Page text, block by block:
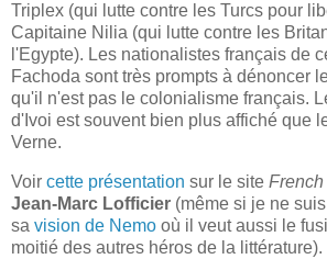
Triplex (qui lutte contre les Turcs pour
Capitaine Nilia (qui lutte contre les
l'Egypte). Les nationalistes français de
Fachoda sont très prompts à dénoncer
qu'il n'est pas le colonialisme français.
d'Ivoi est souvent bien plus affiché que
Verne.
Voir cette présentation sur le site
Jean-Marc Lofficier (même si je ne
sa vision de Nemo où il veut aussi le
moitié des autres héros de la littérature).